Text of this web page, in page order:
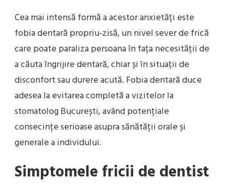
Cea mai intensă formă a acestor anxietăți este
fobia dentară propriu-zisă, un nivel sever de frică
care poate paraliza persoana în fața necesității de
a căuta îngrijire dentară, chiar și în situații de
disconfort sau durere acută. Fobia dentară duce
adesea la evitarea completă a vizitelor la
stomatolog București, având potențiale
consecințe serioase asupra sănătății orale și
generale a individului.
Simptomele fricii de dentist